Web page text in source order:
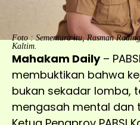
Foto : Sementara itu, Rasman
Kaltim.
Mahakam Daily–
membuktikan bahwa
bukan sekadar lomba,
mengasah mental dan